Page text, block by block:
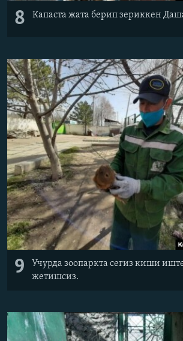
8 Капаста жата берип зериккен
9
Учурда зоопаркта сегиз киши
жетишсиз.